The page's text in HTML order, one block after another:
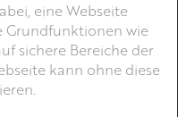
eine Webseite
Grundfunktionen wie
sichere Bereiche der
kann ohne diese